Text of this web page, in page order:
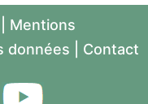
Mentions
données Contact